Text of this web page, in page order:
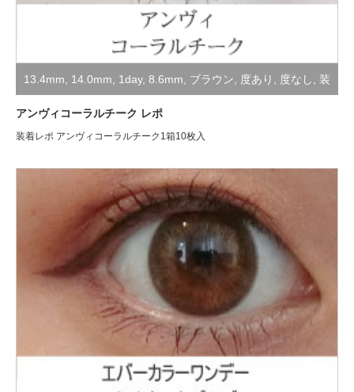
13.4mm 14.0mm 1day, 8.6mm ブラウン 度あり 度なし 装
着レポ
アンヴィコーラルチーク レポ
装着レポ アンヴィコーラルチーク1箱10枚入